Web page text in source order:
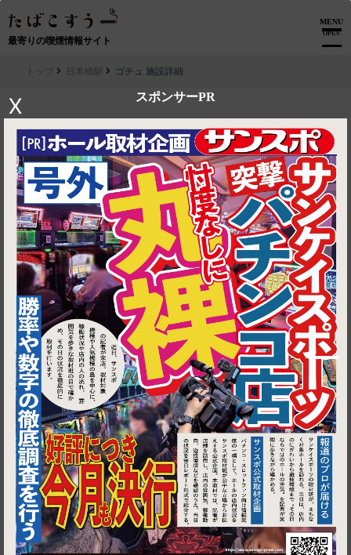
最寄りの喫煙情報サイト
MENU
OPEN
スポンサーPR
X
1
トップ 日本橋駅 ゴチュ 施設詳細
▶ ルートを見る
日本橋駅│ゴチュ
東京都中央区八重洲1-4-4 1F・2F
施設名 ゴチュ